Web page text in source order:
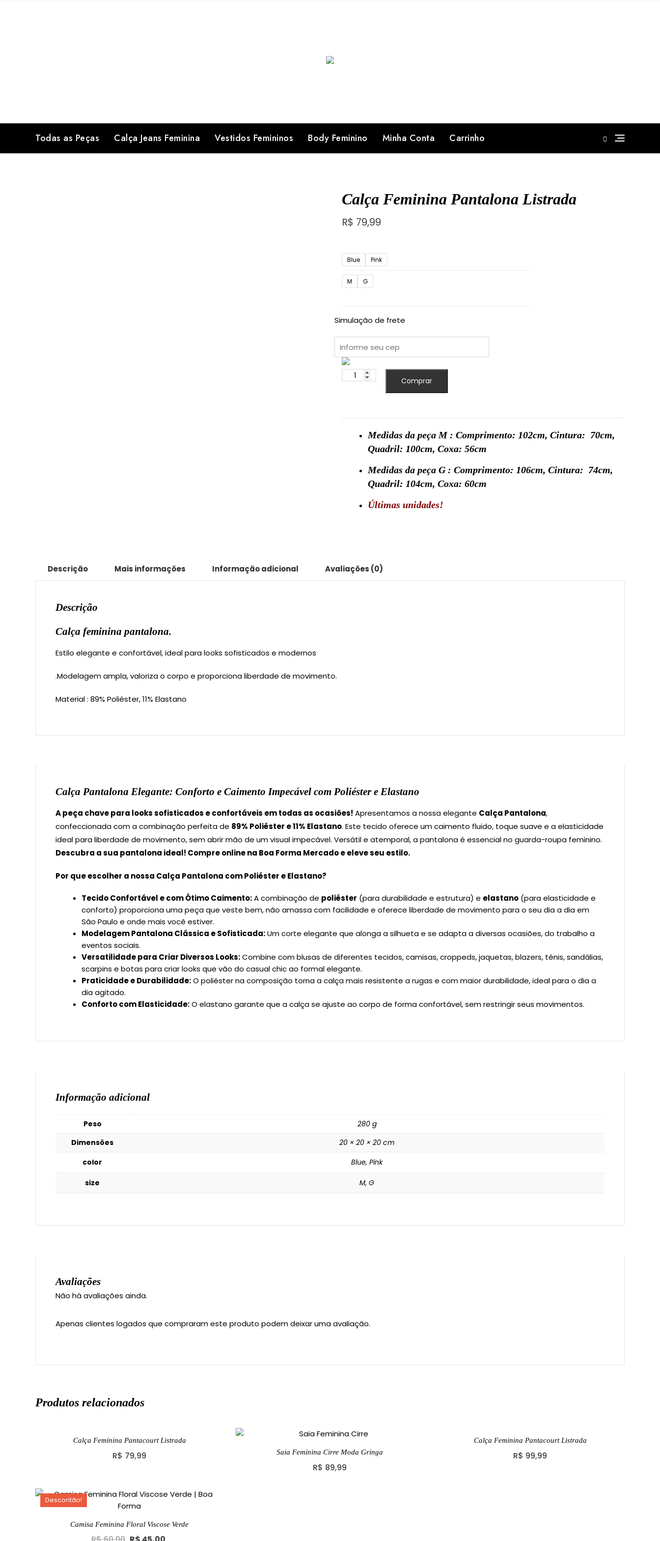
Todas as Peças Calça Jeans Feminina Vestidos Femininos Body Feminino Minha Conta Carrinho
Calça Feminina Pantalona Listrada
R$ 79,99
Blue Pink
M G
Simulação de frete
Calça
quantidade
Comprar
Medidas da peça M :Comprimento: 102cm, Cintura: 70cm,
Quadril: 100cm, Coxa:56cm
Medidas da peça G :Comprimento: 106cm, Cintura: 74cm,
Quadril: 104cm, Coxa:60cm
Últimas unidades!
Descrição Mais informações Informação adicional Avaliações (0)
Descrição
Calça feminina pantalona.
Estilo elegante e confortável, ideal para looks sofisticados e modernos
.Modelagem ampla, valoriza o corpo e proporciona liberdade de movimento.
Material : 89% Poliéster, 11% Elastano
Calça Pantalona Elegante: Conforto e Caimento Impecável com Poliéster e Elastano
A peça chave para looks sofisticados e confortáveis em todas as ocasiões! Apresentamos a nossa elegante Calça Pantalona,
confeccionada com a combinação perfeita de 89% Poliéster e 11% Elastano. Este tecido oferece um caimento fluido, toque suave e a elasticidade
ideal para liberdade de movimento, sem abrir mão de um visual impecável. Versátil e atemporal, a pantalona é essencial no guarda-roupa feminino.
Descubra a sua pantalona ideal! Compre online na Boa Forma Mercado e eleve seu estilo.
Por que escolher a nossa Calça Pantalona com Poliéster e Elastano?
Tecido Confortável e com Ótimo Caimento:A combinação de poliéster (para durabilidade e estrutura) e elastano (para elasticidade e
conforto) proporciona uma peça que veste bem, não amassa com facilidade e oferece liberdade de movimento para o seu dia a dia em
São Paulo e onde mais você estiver.
Modelagem Pantalona Clássica e Sofisticada:Um corte elegante que alonga a silhueta e se adapta a diversas ocasiões, do trabalho a
eventos sociais.
Versatilidade para Criar Diversos Looks:Combine com blusas de diferentes tecidos, camisas, croppeds, jaquetas, blazers, tênis, sandálias,
scarpins e botas para criar looks que vão do casual chic ao formal elegante.
Praticidade e Durabilidade:O poliéster na composição torna a calça mais resistente a rugas e com maior durabilidade, ideal para o dia a
dia agitado.
Conforto com Elasticidade:O elastano garante que a calça se ajuste ao corpo de forma confortável, sem restringir seus movimentos.
Informação adicional
Peso
280 g
Dimensões
20 × 20 × 20 cm
color
Blue, Pink
size M, G
Avaliações
Não há avaliações ainda.
Apenas clientes logados que compraram este produto podem deixar uma avaliação.
Produtos relacionados
Calça Feminina Pantacourt Listrada
R$ 79,99 Saia Feminina Cirre Moda Gringa
R$ 89,99
Calça Feminina Pantacourt Listrada
R$ 99,99
Descontão!
Camisa Feminina Floral Viscose Verde